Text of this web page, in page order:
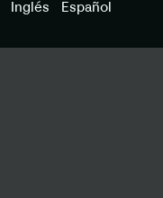
Inglés Español